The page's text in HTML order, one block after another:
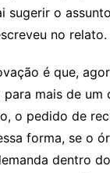
sugerir o
no relato.
é que,
mais de um
o pedido de
forma, se o
dentro